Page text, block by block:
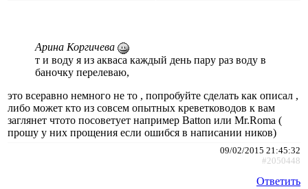
Арина Коргичева
т и воду я из акваса каждый день пару раз воду в
баночку перелеваю,
это всеравно немного не то , попробуйте сделать как описал ,
либо может кто из совсем опытных креветководов к вам
заглянет чтото посоветует например Batton или Mr.Roma (
прошу у них прощения если ошибся в написании ников)
09/02/2015 21:45:32
#2050448
Ответить